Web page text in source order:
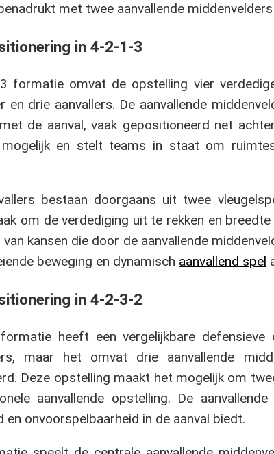
met twee aanvallende
in 4-2-1-3
formatie omvat de opstelling vier
en drie aanvallers. De aanvallende
de aanval, vaak gepositioneerd net
mogelijk en stelt teams in staat om
bestaan doorgaans uit twee
om de verdediging uit te rekken en
kansen die door de aanvallende
beweging en dynamisch aanvallend spel
in 4-2-3-2
heeft een vergelijkbare
maar het omvat drie aanvallende
Deze opstelling maakt het mogelijk om
aanvallende opstelling. De
en onvoorspelbaarheid in de aanval biedt.